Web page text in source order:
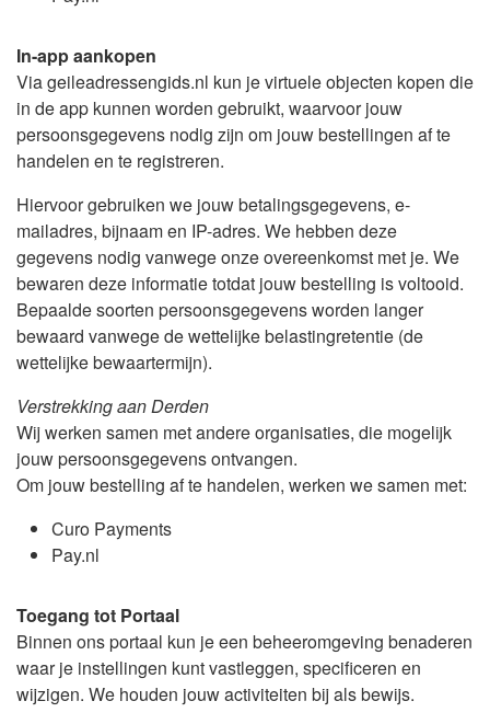
In-app aankopen
Via geileadressengids.nl kun je virtuele objecten kopen die
in de app kunnen worden gebruikt, waarvoor jouw
persoonsgegevens nodig zijn om jouw bestellingen af te
handelen en te registreren.
Hiervoor gebruiken we jouw betalingsgegevens, e-
mailadres, bijnaam en IP-adres. We hebben deze
gegevens nodig vanwege onze overeenkomst met je. We
bewaren deze informatie totdat jouw bestelling is voltooid.
Bepaalde soorten persoonsgegevens worden langer
bewaard vanwege de wettelijke belastingretentie (de
wettelijke bewaartermijn).
Verstrekking aan Derden
Wij werken samen met andere organisaties, die mogelijk
jouw persoonsgegevens ontvangen.
Om jouw bestelling af te handelen, werken we samen met:
Curo Payments
Pay.nl
Toegang tot Portaal
Binnen ons portaal kun je een beheeromgeving benaderen
waar je instellingen kunt vastleggen, specificeren en
wijzigen. We houden jouw activiteiten bij als bewijs.